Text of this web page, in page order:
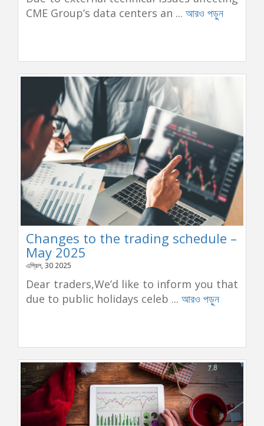
CME Group’s data centers an ... আরও পড়ুন
Changes to the trading schedule –
May 2025
এপ্রিল, 30 2025
Dear traders,We’d like to inform you that
due to public holidays celeb ... আরও পড়ুন